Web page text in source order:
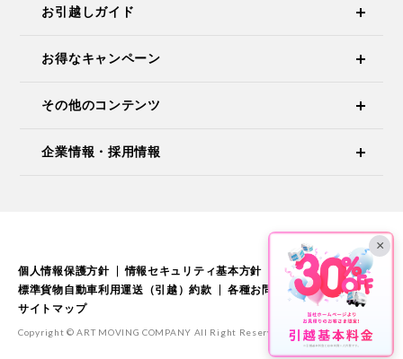
×
お引越しガイド
お得なキャンペーン
その他のコンテンツ
企業情報・採用情報
個人情報保護方針 情報セキュリティ基本方針
標準引越運送約款
標準貨物自動車利用運送（引越）約款
各種お問い合わせ
サイトマップ
Copyright © ART MOVING COMPANY All Right Reserved.